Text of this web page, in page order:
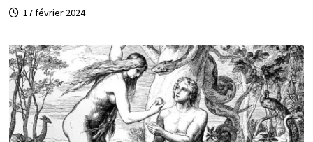
17 février 2024